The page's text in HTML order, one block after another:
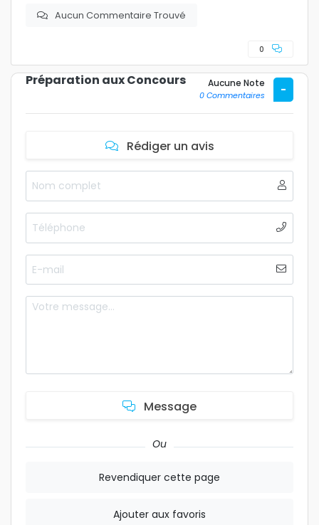
Aucun Commentaire Trouvé
0
Préparation aux Concours Aucune Note
0 Commentaires -
Rédiger un avis
Message
Ou
Revendiquer cette page
Ajouter aux favoris